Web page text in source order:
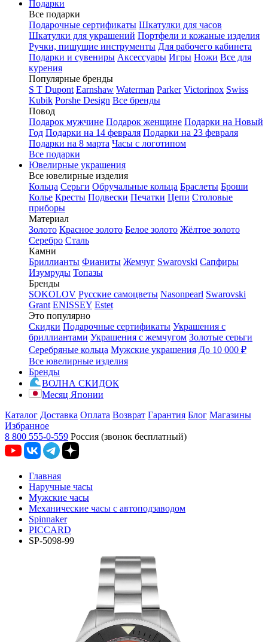
Подарки
Все подарки
Подарочные сертификаты Шкатулки для часов
Шкатулки для украшений Портфели и кожаные изделия
Ручки, пишущие инструменты Для рабочего кабинета
Подарки и сувениры Аксессуары Игры Ножи Все для
курения
Популярные бренды
S T Dupont Earnshaw Waterman Parker Victorinox Swiss
Kubik Porshe Design Все бренды
Повод
Подарок мужчине Подарок женщине Подарки на Новый
Год Подарки на 14 февраля Подарки на 23 февраля
Подарки на 8 марта Часы с логотипом
Все подарки
Ювелирные украшения
Все ювелирные изделия
Кольца Серьги Обручальные кольца Браслеты Броши
Колье Кресты Подвески Печатки Цепи Столовые
приборы
Материал
Золото Красное золото Белое золото Жёлтое золото
Серебро Сталь
Камни
Бриллианты Фианиты Жемчуг Swarovski Сапфиры
Изумруды Топазы
Бренды
SOKOLOV Русские самоцветы Nasonpearl Swarovski
Grant ENISSEY Estet
Это популярно
Скидки Подарочные сертификаты Украшения с
бриллиантами Украшения с жемчугом Золотые серьги
Серебряные кольца Мужские украшения До 10 000 ₽
Все ювелирные изделия
Бренды
ВОЛНА СКИДОК
Месяц Японии
Каталог Доставка Оплата Возврат Гарантия Блог Магазины
Избранное
8 800 555-0-559 Россия (звонок бесплатный)
Главная
Наручные часы
Мужские часы
Механические часы с автоподзаводом
Spinnaker
PICCARD
SP-5098-99